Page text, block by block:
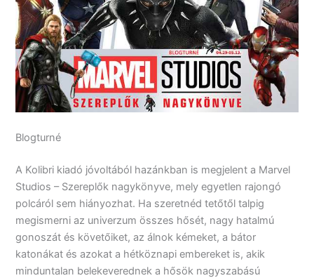
Blogturné
A Kolibri kiadó jóvoltából hazánkban is megjelent a Marvel
Studios – Szereplők nagykönyve, mely egyetlen rajongó
polcáról sem hiányozhat. Ha szeretnéd tetőtől talpig
megismerni az univerzum összes hősét, nagy hatalmú
gonoszát és követőiket, az álnok kémeket, a bátor
katonákat és azokat a hétköznapi embereket is, akik
minduntalan belekeverednek a hősök nagyszabású